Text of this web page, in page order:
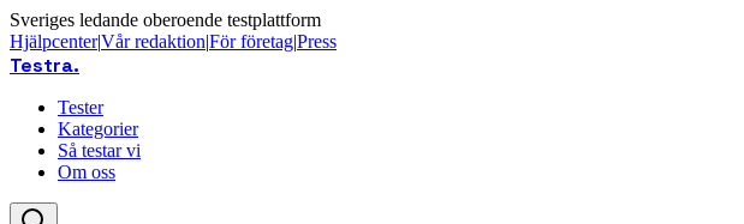
Sveriges ledande oberoende testplattform
Hjälpcenter|Vår redaktion|För företag|Press
Testra.
Tester
Kategorier
Så testar vi
Om oss